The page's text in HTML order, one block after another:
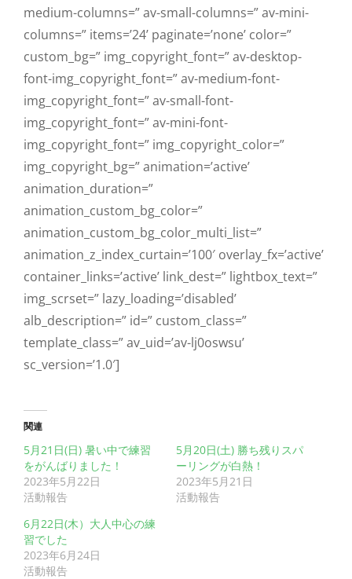
medium-columns=” av-small-columns=” av-mini-
columns=” items=’24’ paginate=’none’ color=”
custom_bg=” img_copyright_font=” av-desktop-
font-img_copyright_font=” av-medium-font-
img_copyright_font=” av-small-font-
img_copyright_font=” av-mini-font-
img_copyright_font=” img_copyright_color=”
img_copyright_bg=” animation=’active’
animation_duration=”
animation_custom_bg_color=”
animation_custom_bg_color_multi_list=”
animation_z_index_curtain=’100′ overlay_fx=’active’
container_links=’active’ link_dest=” lightbox_text=”
img_scrset=” lazy_loading=’disabled’
alb_description=” id=” custom_class=”
template_class=” av_uid=’av-lj0oswsu’
sc_version=’1.0′]
関連
5月21日(日) 暑い中で練習
をがんばりました！
2023年5月22日
活動報告
5月20日(土) 勝ち残りスパ
ーリングが白熱！
2023年5月21日
活動報告
6月22日(木）大人中心の練
習でした
2023年6月24日
活動報告